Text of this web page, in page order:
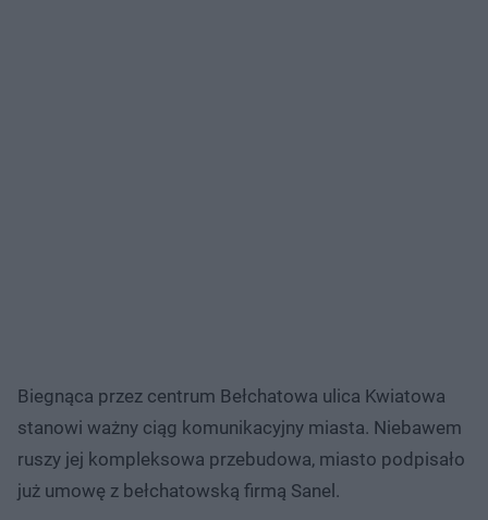
Biegnąca przez centrum Bełchatowa ulica Kwiatowa
stanowi ważny ciąg komunikacyjny miasta. Niebawem
ruszy jej kompleksowa przebudowa, miasto podpisało
już umowę z bełchatowską firmą Sanel.